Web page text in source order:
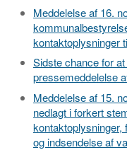
Meddelelse af 16.
kontaktoplysninger
Sidste chance for
pressemeddelelse
Meddelelse af 15.
nedlagt i forkert
og indsendelse af